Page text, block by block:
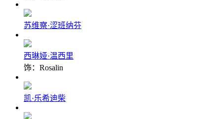
苏维察·涩班纳芬
西琳娅·温西里
饰：Rosalin
凯·乐希迪柴